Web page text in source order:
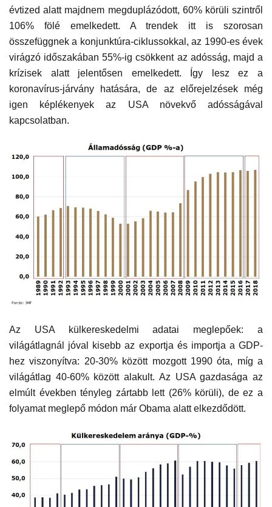
évtized alatt majdnem megduplázódott, 60% körüli szintről
106% fölé emelkedett. A trendek itt is szorosan
összefüggnek a konjunktúra-ciklussokkal, az 1990-es évek
virágzó időszakában 55%-ig csökkent az adósság, majd a
krízisek alatt jelentősen emelkedett. Így lesz ez a
koronavírus-járvány hatására, de az előrejelzések még
igen képlékenyek az USA növekvő adósságával
kapcsolatban.
Az USA külkereskedelmi adatai meglepőek: a
világátlagnál jóval kisebb az exportja és importja a GDP-
hez viszonyítva: 20-30% között mozgott 1990 óta, míg a
világátlag 40-60% között alakult. Az USA gazdasága az
elmúlt években tényleg zártabb lett (26% körüli), de ez a
folyamat meglepő módon már Obama alatt elkezdődött.